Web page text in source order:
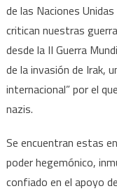
de las Naciones
critican nuestras
desde la II Guerra
de la invasión de Irak,
internacional” por el
nazis.
Se encuentran estas
poder hegemónico,
confiado en el apoyo